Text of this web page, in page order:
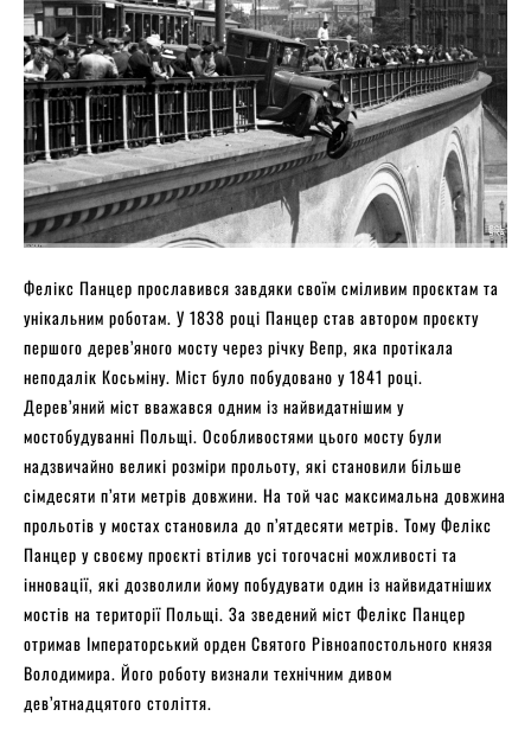
Фелікс Панцер прославився завдяки своїм сміливим проєктам та
унікальним роботам. У 1838 році Панцер став автором проєкту
першого дерев’яного мосту через річку Вепр, яка протікала
неподалік Косьміну. Міст було побудовано у 1841 році.
Дерев’яний міст вважався одним із найвидатнішим у
мостобудуванні Польщі. Особливостями цього мосту були
надзвичайно великі розміри прольоту, які становили більше
сімдесяти п’яти метрів довжини. На той час максимальна довжина
прольотів у мостах становила до п’ятдесяти метрів. Тому Фелікс
Панцер у своєму проєкті втілив усі тогочасні можливості та
інновації, які дозволили йому побудувати один із найвидатніших
мостів на території Польщі. За зведений міст Фелікс Панцер
отримав Імператорський орден Святого Рівноапостольного князя
Володимира. Його роботу визнали технічним дивом
дев’ятнадцятого століття.